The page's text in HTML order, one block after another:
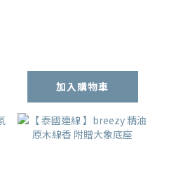
加入購物車